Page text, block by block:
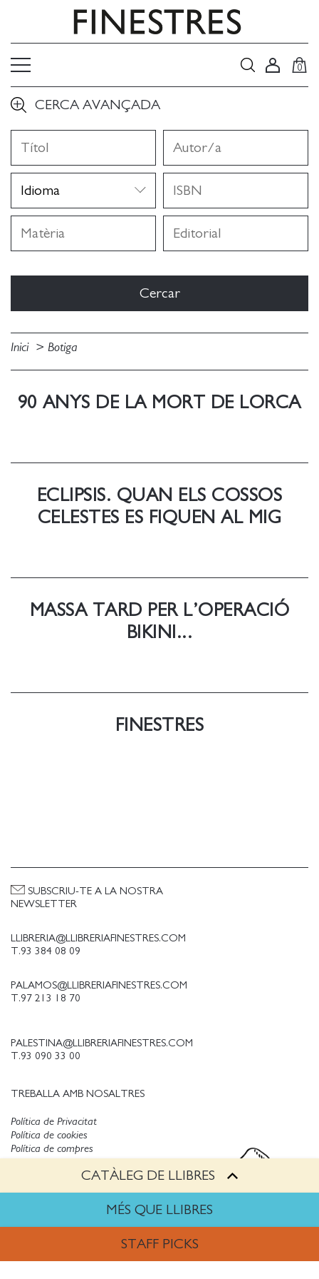
0
CERCA AVANÇADA
Inici Botiga
CATÀLEG DE LLIBRES
MÉS QUE LLIBRES
STAFF PICKS
90 ANYS DE LA MORT DE LORCA
ECLIPSIS. QUAN ELS COSSOS
CELESTES ES FIQUEN AL MIG
MASSA TARD PER L’OPERACIÓ
BIKINI...
FINESTRES
LLIBRERIA@LLIBRERIAFINESTRES.COM
T.93 384 08 09
PALAMOS@LLIBRERIAFINESTRES.COM
T.97 213 18 70
PALESTINA@LLIBRERIAFINESTRES.COM
T.93 090 33 00
TREBALLA AMB NOSALTRES
SUBSCRIU-TE A LA NOSTRA
NEWSLETTER
Política de Privacitat
Política de cookies
Avís legal
Política de compres
Copyright © Finestres